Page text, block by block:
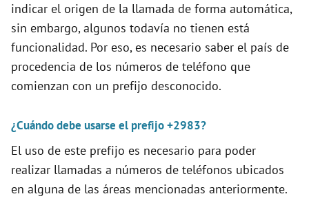
d
e
indicar el origen de la llamada de forma automática,
sin embargo, algunos todavía no tienen está
funcionalidad. Por eso, es necesario saber el país de
procedencia de los números de teléfono que
comienzan con un prefijo desconocido.
¿Cuándo debe usarse el prefijo +2983?
El uso de este prefijo es necesario para poder
realizar llamadas a números de teléfonos ubicados
en alguna de las áreas mencionadas anteriormente.